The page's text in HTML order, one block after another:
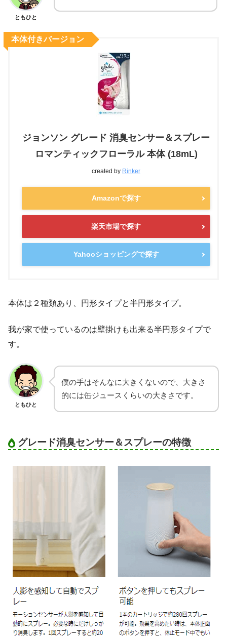
ともひと
ジョンソン グレード 消臭センサー＆スプレー
ロマンティックフローラル 本体 (18mL)
created by Rinker
Amazonで探す
楽天市場で探す
Yahooショッピングで探す
本体付きバージョン
本体は２種類あり、円形タイプと半円形タイプ。
我が家で使っているのは壁掛けも出来る半円形タイプで
す。
ともひと
僕の手はそんなに大きくないので、大きさ
的には缶ジュースくらいの大きさです。
グレード消臭センサー＆スプレーの特徴